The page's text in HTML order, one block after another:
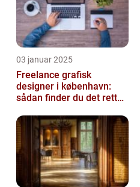
03 januar 2025
Freelance grafisk
designer i københavn:
sådan finder du det rette